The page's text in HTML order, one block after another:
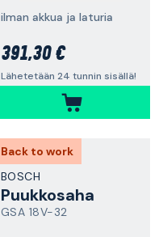
ilman akkua ja laturia
391,30 €
Lähetetään 24 tunnin sisällä!
Back to work
BOSCH
Puukkosaha
GSA 18V-32